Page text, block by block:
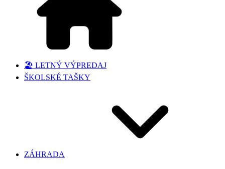
🏖️ LETNÝ VÝPREDAJ
ŠKOLSKÉ TAŠKY
ZÁHRADA